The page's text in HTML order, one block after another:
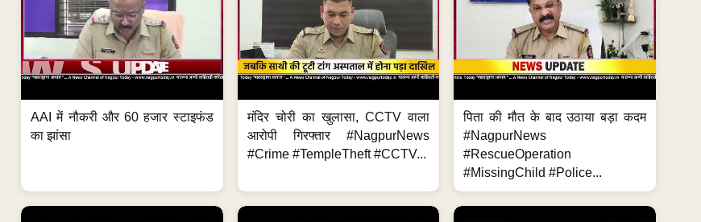
AAI में नौकरी और 60 हजार स्टाइफंड
का झांसा
मंदिर चोरी का खुलासा, CCTV वाला
आरोपी गिरफ्तार #NagpurNews
#Crime #TempleTheft #CCTV...
पिता की मौत के बाद उठाया बड़ा कदम
#NagpurNews
#RescueOperation
#MissingChild #Police...